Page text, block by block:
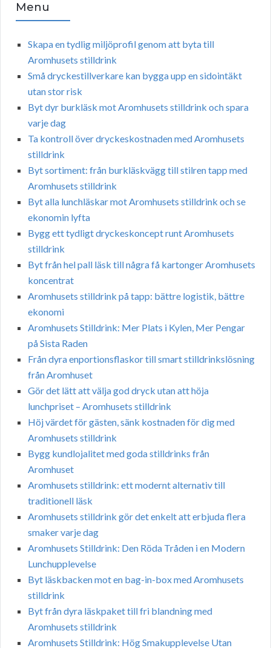
Menu
Skapa en tydlig miljöprofil genom att byta till
Aromhusets stilldrink
Små dryckestillverkare kan bygga upp en sidointäkt
utan stor risk
Byt dyr burkläsk mot Aromhusets stilldrink och spara
varje dag
Ta kontroll över dryckeskostnaden med Aromhusets
stilldrink
Byt sortiment: från burkläskvägg till stilren tapp med
Aromhusets stilldrink
Byt alla lunchläskar mot Aromhusets stilldrink och se
ekonomin lyfta
Bygg ett tydligt dryckeskoncept runt Aromhusets
stilldrink
Byt från hel pall läsk till några få kartonger Aromhusets
koncentrat
Aromhusets stilldrink på tapp: bättre logistik, bättre
ekonomi
Aromhusets Stilldrink: Mer Plats i Kylen, Mer Pengar
på Sista Raden
Från dyra enportionsflaskor till smart stilldrinkslösning
från Aromhuset
Gör det lätt att välja god dryck utan att höja
lunchpriset – Aromhusets stilldrink
Höj värdet för gästen, sänk kostnaden för dig med
Aromhusets stilldrink
Bygg kundlojalitet med goda stilldrinks från
Aromhuset
Aromhusets stilldrink: ett modernt alternativ till
traditionell läsk
Aromhusets stilldrink gör det enkelt att erbjuda flera
smaker varje dag
Aromhusets Stilldrink: Den Röda Tråden i en Modern
Lunchupplevelse
Byt läskbacken mot en bag-in-box med Aromhusets
stilldrink
Byt från dyra läskpaket till fri blandning med
Aromhusets stilldrink
Aromhusets Stilldrink: Hög Smakupplevelse Utan